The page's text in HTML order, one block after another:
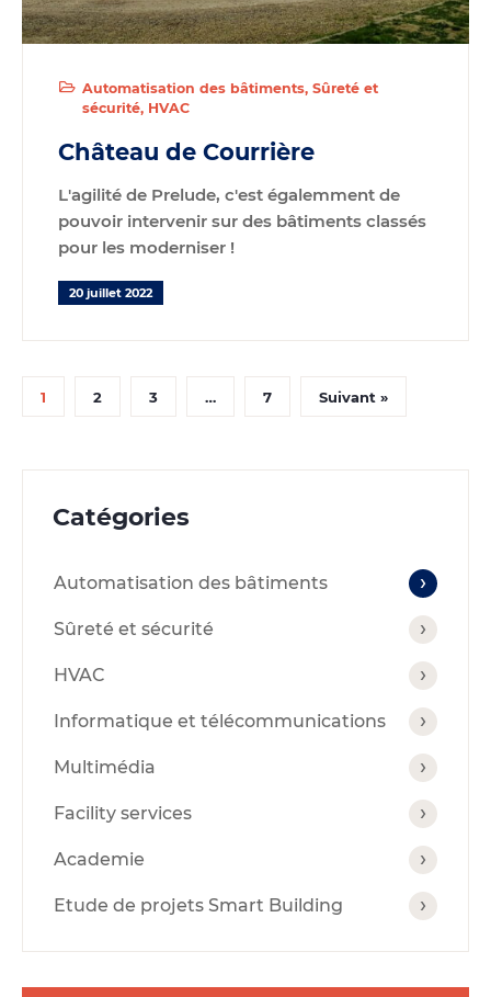
Automatisation des bâtiments Sûreté et
sécurité HVAC
Château de Courrière
L'agilité de Prelude, c'est égalemment de
pouvoir intervenir sur des bâtiments classés
pour les moderniser !
20 juillet 2022
1 2 3 … 7 Suivant »
Catégories
Automatisation des bâtiments
Sûreté et sécurité
HVAC
Informatique et télécommunications
Multimédia
Facility services
Academie
Etude de projets Smart Building